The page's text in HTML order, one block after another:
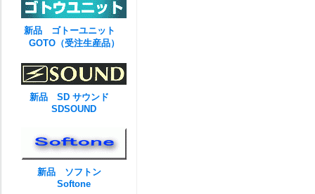
新品 ゴトーユニット
GOTO（受注生産品）
新品 SD サウンド
SDSOUND
新品 ソフトン
Softone